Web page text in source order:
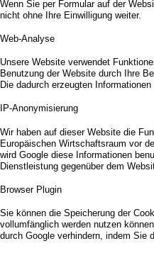
Wenn Sie per Formular auf der
nicht ohne Ihre Einwilligung weiter.
Web-Analyse
Unsere Website verwendet
Benutzung der Website durch Ihre
Die dadurch erzeugten
IP-Anonymisierung
Wir haben auf dieser Website die
Europäischen Wirtschaftsraum vor
wird Google diese Informationen
Dienstleistung gegenüber dem
Browser Plugin
Sie können die Speicherung der
vollumfänglich werden nutzen
durch Google verhindern, indem Sie